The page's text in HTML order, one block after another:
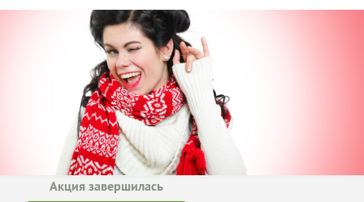
Акция завершилась